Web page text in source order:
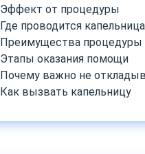
Эффект от процедуры
Где проводится капельница
Преимущества
Этапы оказания помощи
Почему важно не
Как вызвать капельницу